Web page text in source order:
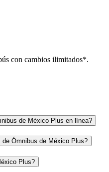
con cambios ilimitados*.
de México Plus en línea?
Ómnibus de México Plus?
Plus?